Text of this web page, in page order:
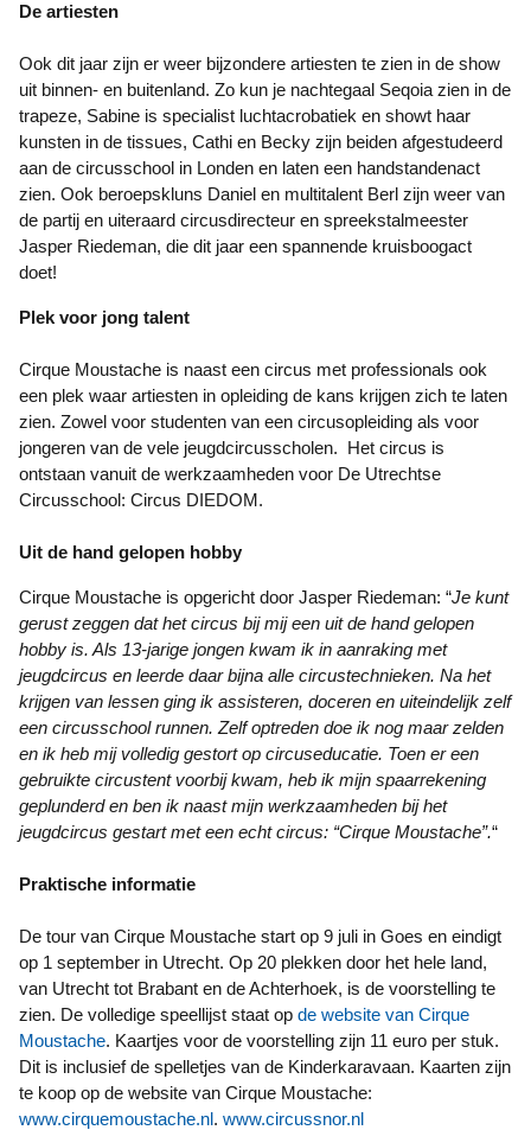
De artiesten
Ook dit jaar zijn er weer bijzondere artiesten te zien in de show
uit binnen- en buitenland. Zo kun je nachtegaal Seqoia zien in de
trapeze, Sabine is specialist luchtacrobatiek en showt haar
kunsten in de tissues, Cathi en Becky zijn beiden afgestudeerd
aan de circusschool in Londen en laten een handstandenact
zien. Ook beroepskluns Daniel en multitalent Berl zijn weer van
de partij en uiteraard circusdirecteur en spreekstalmeester
Jasper Riedeman, die dit jaar een spannende kruisboogact
doet!
Plek voor jong talent
Cirque Moustache is naast een circus met professionals ook
een plek waar artiesten in opleiding de kans krijgen zich te laten
zien. Zowel voor studenten van een circusopleiding als voor
jongeren van de vele jeugdcircusscholen. Het circus is
ontstaan vanuit de werkzaamheden voor De Utrechtse
Circusschool: Circus DIEDOM.
Uit de hand gelopen hobby
Cirque Moustache is opgericht door Jasper Riedeman: “Je kunt
gerust zeggen dat het circus bij mij een uit de hand gelopen
hobby is. Als 13-jarige jongen kwam ik in aanraking met
jeugdcircus en leerde daar bijna alle circustechnieken. Na het
krijgen van lessen ging ik assisteren, doceren en uiteindelijk zelf
een circusschool runnen. Zelf optreden doe ik nog maar zelden
en ik heb mij volledig gestort op circuseducatie. Toen er een
gebruikte circustent voorbij kwam, heb ik mijn spaarrekening
geplunderd en ben ik naast mijn werkzaamheden bij het
jeugdcircus gestart met een echt circus: “Cirque Moustache”.“
Praktische informatie
De tour van Cirque Moustache start op 9 juli in Goes en eindigt
op 1 september in Utrecht. Op 20 plekken door het hele land,
van Utrecht tot Brabant en de Achterhoek, is de voorstelling te
zien. De volledige speellijst staat op de website van Cirque
Moustache. Kaartjes voor de voorstelling zijn 11 euro per stuk.
Dit is inclusief de spelletjes van de Kinderkaravaan. Kaarten zijn
te koop op de website van Cirque Moustache:
www.cirquemoustache.nl. www.circussnor.nl